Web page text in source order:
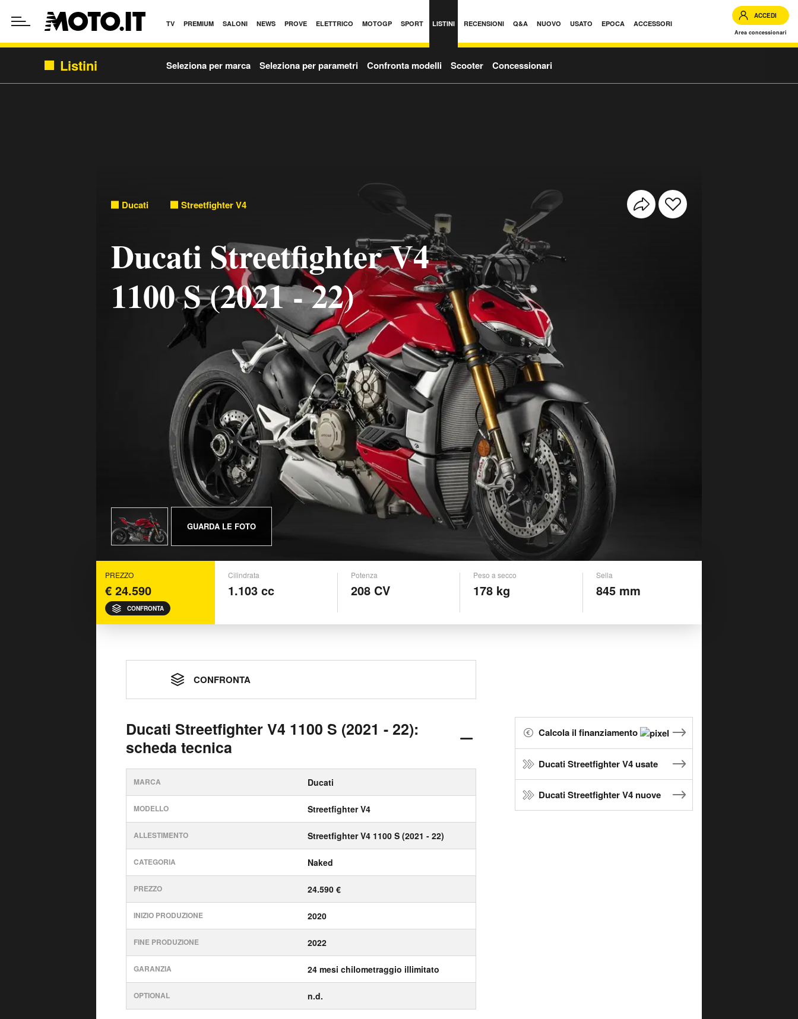
TV PREMIUM SALONI NEWS PROVE ELETTRICO MOTOGP SPORT LISTINI RECENSIONI Q&A NUOVO USATO EPOCA ACCESSORI
ACCEDI
Area concessionari
Listini Seleziona per marca Seleziona per parametri Confronta modelli Scooter Concessionari
Ducati Streetfighter V4
Ducati Streetfighter V4
1100 S (2021 - 22)
GUARDA LE FOTO
PREZZO
€ 24.590
CONFRONTA
Cilindrata
1.103 cc
Potenza
208 CV
Peso a secco
178 kg
Sella
845 mm
CONFRONTA
Ducati Streetfighter V4 1100 S (2021 - 22):
scheda tecnica
MARCA Ducati
MODELLO Streetfighter V4
ALLESTIMENTO Streetfighter V4 1100 S (2021 - 22)
CATEGORIA Naked
PREZZO 24.590 €
INIZIO PRODUZIONE 2020
FINE PRODUZIONE 2022
GARANZIA 24 mesi chilometraggio illimitato
OPTIONAL n.d.
Calcola il finanziamento
Ducati Streetfighter V4 usate
Ducati Streetfighter V4 nuove